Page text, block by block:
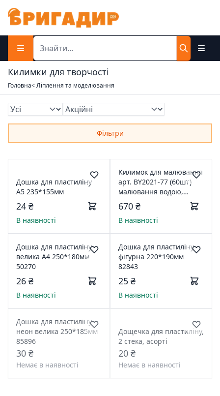
Килимки для творчості
Головна< Ліплення та моделювання
Фільтри
Дошка для пластиліну
А5 235*155мм
24 ₴
В наявності
Килимок для малювання
арт. BY2021-77 (60шт)
малювання водою,
зникає через 5 хв.,
комплект. трафарети, 6
водяних маркери,
інструкція з
28*6*19см
670 ₴
В наявності
Дошка для пластиліну
велика А4 250*180мм
50270
26 ₴
В наявності
Дошка для пластиліну
фігурна 220*190мм
82843
25 ₴
В наявності
Дошка для пластиліну
неон велика 250*185мм
85896
30 ₴
Немає в наявності
Дощечка для пластиліну,
2 стека, асорті
20 ₴
Немає в наявності